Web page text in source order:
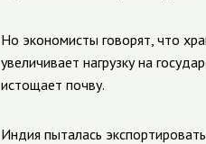
Но экономисты говорят, что
увеличивает нагрузку на
истощает почву.
Индия пыталась